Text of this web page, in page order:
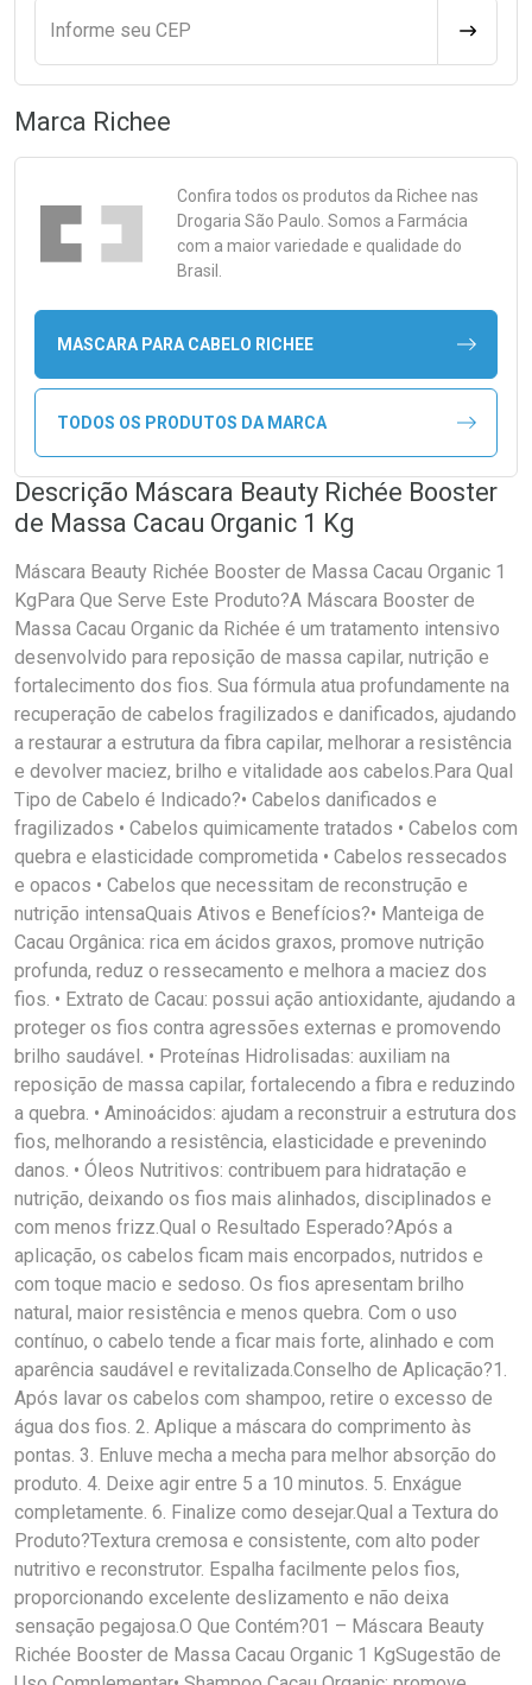
Informe seu CEP
Marca Richee
Confira todos os produtos da Richee nas
Drogaria São Paulo. Somos a Farmácia
com a maior variedade e qualidade do
Brasil.
MASCARA PARA CABELO RICHEE
TODOS OS PRODUTOS DA MARCA
Descrição Máscara Beauty Richée Booster
de Massa Cacau Organic 1 Kg
Máscara Beauty Richée Booster de Massa Cacau Organic 1
KgPara Que Serve Este Produto?A Máscara Booster de
Massa Cacau Organic da Richée é um tratamento intensivo
desenvolvido para reposição de massa capilar, nutrição e
fortalecimento dos fios. Sua fórmula atua profundamente na
recuperação de cabelos fragilizados e danificados, ajudando
a restaurar a estrutura da fibra capilar, melhorar a resistência
e devolver maciez, brilho e vitalidade aos cabelos.Para Qual
Tipo de Cabelo é Indicado?• Cabelos danificados e
fragilizados • Cabelos quimicamente tratados • Cabelos com
quebra e elasticidade comprometida • Cabelos ressecados
e opacos • Cabelos que necessitam de reconstrução e
nutrição intensaQuais Ativos e Benefícios?• Manteiga de
Cacau Orgânica: rica em ácidos graxos, promove nutrição
profunda, reduz o ressecamento e melhora a maciez dos
fios. • Extrato de Cacau: possui ação antioxidante, ajudando a
proteger os fios contra agressões externas e promovendo
brilho saudável. • Proteínas Hidrolisadas: auxiliam na
reposição de massa capilar, fortalecendo a fibra e reduzindo
a quebra. • Aminoácidos: ajudam a reconstruir a estrutura dos
fios, melhorando a resistência, elasticidade e prevenindo
danos. • Óleos Nutritivos: contribuem para hidratação e
nutrição, deixando os fios mais alinhados, disciplinados e
com menos frizz.Qual o Resultado Esperado?Após a
aplicação, os cabelos ficam mais encorpados, nutridos e
com toque macio e sedoso. Os fios apresentam brilho
natural, maior resistência e menos quebra. Com o uso
contínuo, o cabelo tende a ficar mais forte, alinhado e com
aparência saudável e revitalizada.Conselho de Aplicação?1.
Após lavar os cabelos com shampoo, retire o excesso de
água dos fios. 2. Aplique a máscara do comprimento às
pontas. 3. Enluve mecha a mecha para melhor absorção do
produto. 4. Deixe agir entre 5 a 10 minutos. 5. Enxágue
completamente. 6. Finalize como desejar.Qual a Textura do
Produto?Textura cremosa e consistente, com alto poder
nutritivo e reconstrutor. Espalha facilmente pelos fios,
proporcionando excelente deslizamento e não deixa
sensação pegajosa.O Que Contém?01 – Máscara Beauty
Richée Booster de Massa Cacau Organic 1 KgSugestão de